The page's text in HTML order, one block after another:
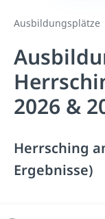
Ausbildungsplätze
2026 &
Herrsching
Ergebnisse)